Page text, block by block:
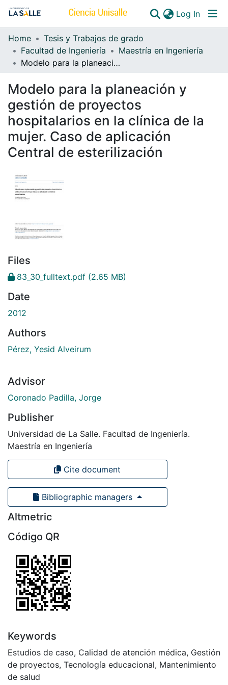
Log In
Communities & Collections
All of DSpace
Home
Tesis y Trabajos de grado
Facultad de Ingeniería
Maestría en Ingeniería
Modelo para la planeación y gestión de proyectos hospitalarios en la clínica de la mujer. Caso de aplicación Central de esterilización
Modelo para la planeación y
gestión de proyectos
hospitalarios en la clínica de la
mujer. Caso de aplicación
Central de esterilización
Files
83_30_fulltext.pdf (2.65 MB)
Date
2012
Authors
Pérez, Yesid Alveirum
Advisor
Coronado Padilla, Jorge
Publisher
Universidad de La Salle. Facultad de Ingeniería.
Maestría en Ingeniería
Cite document
Bibliographic managers
Altmetric
Código QR
Keywords
Estudios de caso, Calidad de atención médica, Gestión
de proyectos, Tecnología educacional, Mantenimiento
de salud